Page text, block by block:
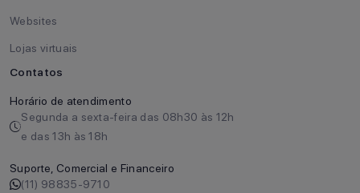
Websites
Lojas virtuais
Contatos
Horário de atendimento
Segunda a sexta-feira das 08h30 às 12h
e das 13h às 18h
Suporte, Comercial e Financeiro
(11) 98835-9710